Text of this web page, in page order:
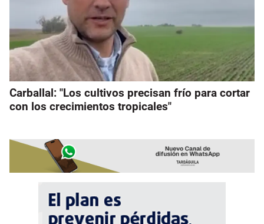
Carballal: "Los cultivos precisan frío para cortar
con los crecimientos tropicales"